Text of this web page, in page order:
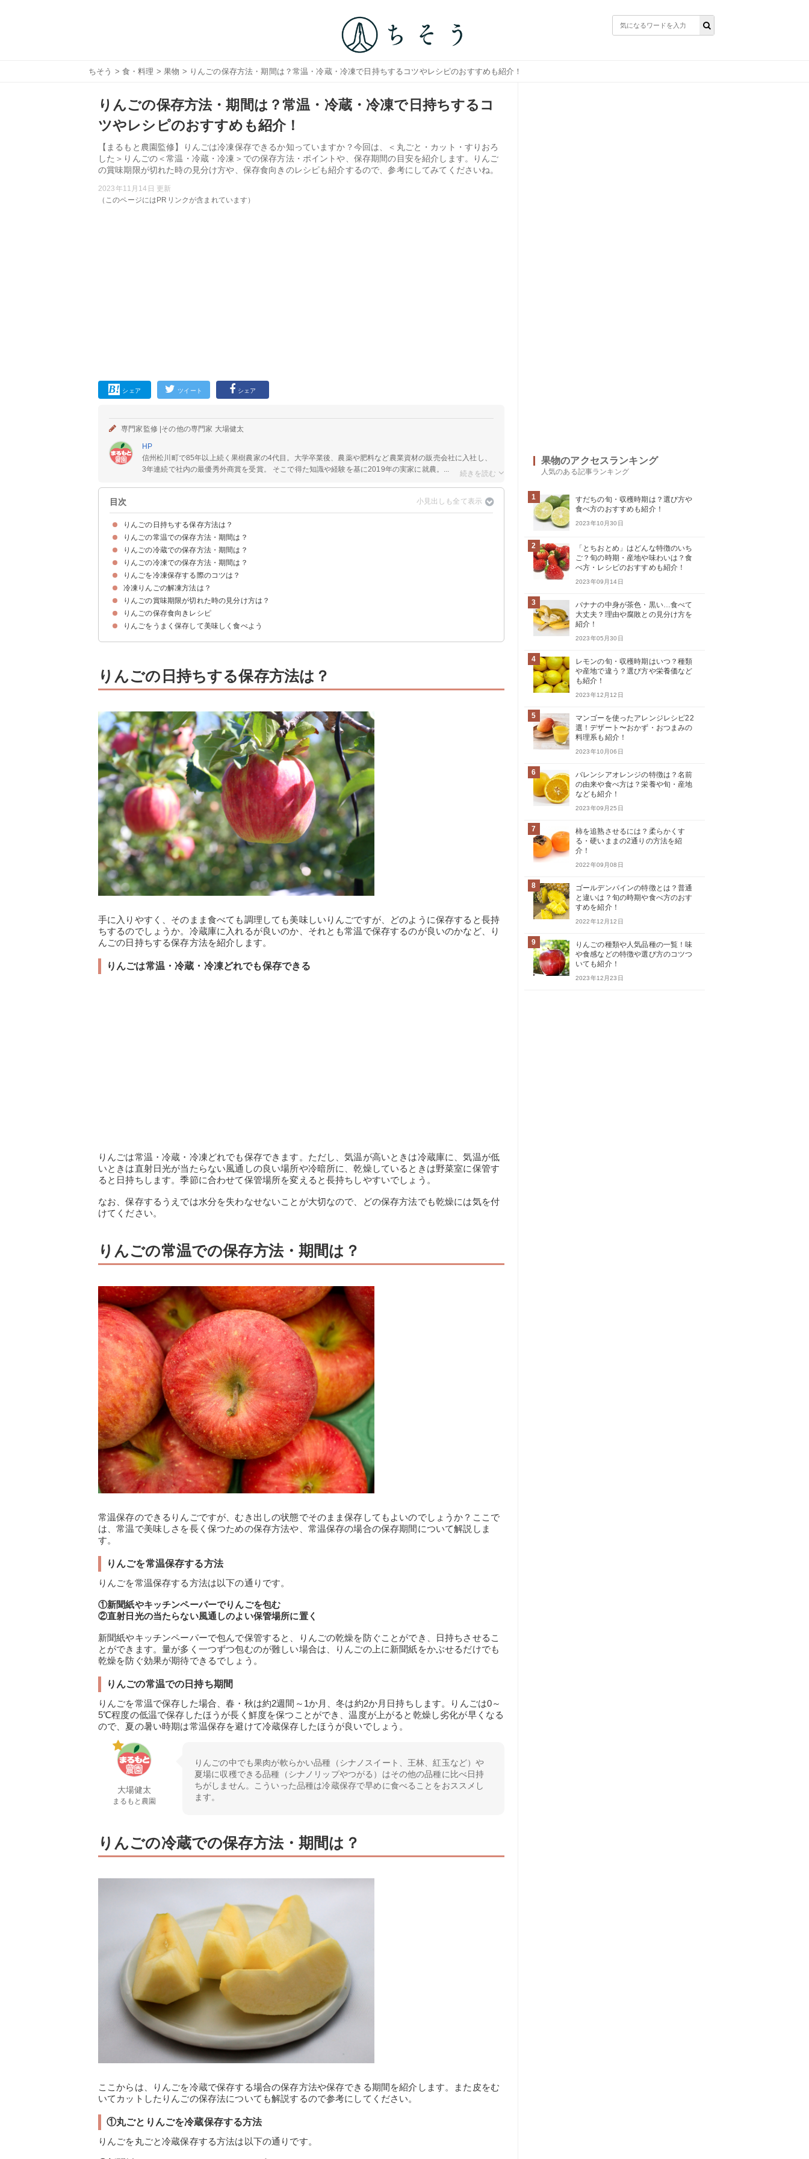
ちそう > 食・料理 >果物 > りんごの保存方法・期間は？常温・冷蔵・冷凍で日持ちするコツやレシピのおすすめも紹介！
りんごの保存方法・期間は？常温・冷蔵・冷凍で日持ちするコ
ツやレシピのおすすめも紹介！
【まるもと農園監修】りんごは冷凍保存できるか知っていますか？今回は、＜丸ごと・カット・すりおろ
した＞りんごの＜常温・冷蔵・冷凍＞での保存方法・ポイントや、保存期間の目安を紹介します。りんご
の賞味期限が切れた時の見分け方や、保存食向きのレシピも紹介するので、参考にしてみてくださいね。
2023年11月14日 更新
（このページにはPRリンクが含まれています）
シェア ツイート シェア
専門家監修 | その他の専門家 大場健太
HP
信州松川町で85年以上続く果樹農家の4代目。大学卒業後、農薬や肥料など農業資材の販売会社に入社し、
3年連続で社内の最優秀外商賞を受賞。 そこで得た知識や経験を基に2019年の実家に就農。...
目次
りんごの日持ちする保存方法は？
りんごは常温・冷蔵・冷凍どれでも保存できる
りんごの常温での保存方法・期間は？
りんごを常温保存する方法
りんごの常温での日持ち期間
りんごの冷蔵での保存方法・期間は？
①丸ごとりんごを冷蔵保存する方法
②カットしたりんごを冷蔵保存する方法
カットりんごの変色を防ぐコツは？
りんごの冷蔵での日持ち期間
りんごの冷凍での保存方法・期間は？
①丸ごとりんごを冷凍保存する方法
②カットしたりんごを冷凍保存する方法
③すりおろしたりんごを冷凍保存する方法
りんごの冷凍での日持ち期間
りんごを冷凍保存する際のコツは？
①小分けして冷凍保存する
②空気に触れないようにする
③急速冷凍する
冷凍りんごの解凍方法は？
①自然解凍する
②凍ったまま加熱調理する
りんごの賞味期限が切れた時の見分け方は？
賞味期限が切れたりんごの特徴
りんごの保存食向きレシピ
①りんごのコンポート
②りんごジャム
③赤ワイン煮
④りんごのはちみつ漬け
りんごをうまく保存して美味しく食べよう
りんごの日持ちする保存方法は？
手に入りやすく、そのまま食べても調理しても美味しいりんごですが、どのように保存すると長持
ちするのでしょうか。冷蔵庫に入れるが良いのか、それとも常温で保存するのが良いのかなど、り
んごの日持ちする保存方法を紹介します。
りんごは常温・冷蔵・冷凍どれでも保存できる
りんごは常温・冷蔵・冷凍どれでも保存できます。ただし、気温が高いときは冷蔵庫に、気温が低
いときは直射日光が当たらない風通しの良い場所や冷暗所に、乾燥しているときは野菜室に保管す
ると日持ちします。季節に合わせて保管場所を変えると長持ちしやすいでしょう。
なお、保存するうえでは水分を失わなせないことが大切なので、どの保存方法でも乾燥には気を付
けてください。
りんごの常温での保存方法・期間は？
常温保存のできるりんごですが、むき出しの状態でそのまま保存してもよいのでしょうか？ここで
は、常温で美味しさを長く保つための保存方法や、常温保存の場合の保存期間について解説しま
す。
りんごを常温保存する方法
りんごを常温保存する方法は以下の通りです。
①新聞紙やキッチンペーパーでりんごを包む
②直射日光の当たらない風通しのよい保管場所に置く
新聞紙やキッチンペーパーで包んで保管すると、りんごの乾燥を防ぐことができ、日持ちさせるこ
とができます。量が多く一つずつ包むのが難しい場合は、りんごの上に新聞紙をかぶせるだけでも
乾燥を防ぐ効果が期待できるでしょう。
りんごの常温での日持ち期間
りんごを常温で保存した場合、春・秋は約2週間～1か月、冬は約2か月日持ちします。りんごは0～
5℃程度の低温で保存したほうが長く鮮度を保つことができ、温度が上がると乾燥し劣化が早くなる
ので、夏の暑い時期は常温保存を避けて冷蔵保存したほうが良いでしょう。
大場健太
まるもと農園
りんごの中でも果肉が軟らかい品種（シナノスイート、王林、紅玉など）や
夏場に収穫できる品種（シナノリップやつがる）はその他の品種に比べ日持
ちがしません。こういった品種は冷蔵保存で早めに食べることをおススメし
ます。
りんごの冷蔵での保存方法・期間は？
ここからは、りんごを冷蔵で保存する場合の保存方法や保存できる期間を紹介します。また皮をむ
いてカットしたりんごの保存法についても解説するので参考にしてください。
①丸ごとりんごを冷蔵保存する方法
りんごを丸ごと冷蔵保存する方法は以下の通りです。
果物のアクセスランキング
人気のある記事ランキング
1
すだちの旬・収穫時期は？選び方や
食べ方のおすすめも紹介！
2023年10月30日
2
「とちおとめ」はどんな特徴のいち
ご？旬の時期・産地や味わいは？食
べ方・レシピのおすすめも紹介！
2023年09月14日
3
バナナの中身が茶色・黒い…食べて
大丈夫？理由や腐敗との見分け方を
紹介！
2023年05月30日
4
レモンの旬・収穫時期はいつ？種類
や産地で違う？選び方や栄養価など
も紹介！
2023年12月12日
5
マンゴーを使ったアレンジレシピ22
選！デザート〜おかず・おつまみの
料理系も紹介！
2023年10月06日
6
バレンシアオレンジの特徴は？名前
の由来や食べ方は？栄養や旬・産地
なども紹介！
2023年09月25日
7
柿を追熟させるには？柔らかくす
る・硬いままの2通りの方法を紹
介！
2022年09月08日
8
ゴールデンパインの特徴とは？普通
と違いは？旬の時期や食べ方のおす
すめを紹介！
2022年12月12日
9
りんごの種類や人気品種の一覧！味
や食感などの特徴や選び方のコツつ
いても紹介！
2023年12月23日